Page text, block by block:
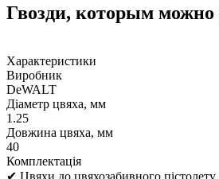
Гвозди, которым можно
Характеристики
Виробник
DeWALT
Діаметр цвяха, мм
1.25
Довжина цвяха, мм
40
Комплектація